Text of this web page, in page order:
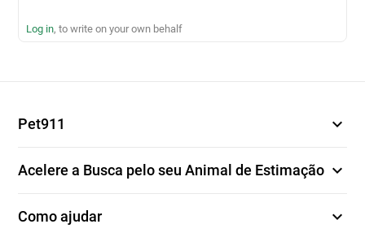
Log in, to write on your own behalf
Pet911 expand_more
Acelere a Busca pelo seu Animal de Estimação expand_more
Como ajudar expand_more